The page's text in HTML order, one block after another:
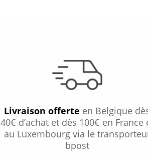
Livraison offerte en Belgique
40€ d’achat et dès 100€ en France
au Luxembourg via le
bpost